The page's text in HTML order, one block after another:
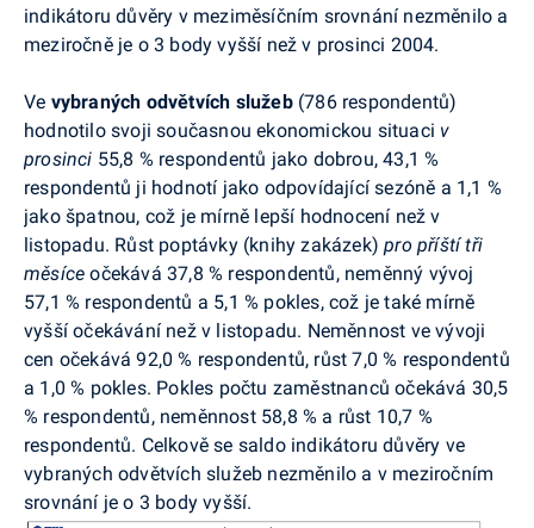
indikátoru důvěry v meziměsíčním srovnání nezměnilo a
meziročně je o 3 body vyšší než v prosinci 2004.
Ve vybraných odvětvích služeb(786 respondentů)
hodnotilo svoji současnou ekonomickou situaci v
prosinci 55,8 % respondentů jako dobrou, 43,1 %
respondentů ji hodnotí jako odpovídající sezóně a 1,1 %
jako špatnou, což je mírně lepší hodnocení než v
listopadu. Růst poptávky (knihy zakázek)pro příští tři
měsíce očekává 37,8 % respondentů, neměnný vývoj
57,1 % respondentů a 5,1 % pokles, což je také mírně
vyšší očekávání než v listopadu. Neměnnost ve vývoji
cen očekává 92,0 % respondentů, růst 7,0 % respondentů
a 1,0 % pokles. Pokles počtu zaměstnanců očekává 30,5
% respondentů, neměnnost 58,8 % a růst 10,7 %
respondentů. Celkově se saldo indikátoru důvěry ve
vybraných odvětvích služeb nezměnilo a v meziročním
srovnání je o 3 body vyšší.